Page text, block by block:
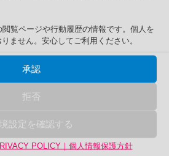
覧ページや行動履歴の情報です。個人を
ません。安心してご利用ください。
承認
拒否
設定を確認する
POLICY｜個人情報保護方針
検索